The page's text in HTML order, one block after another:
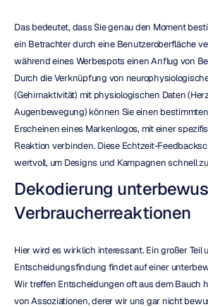
Das bedeutet, dass Sie genau den Moment
ein Betrachter durch eine Benutzeroberfläche
während eines Werbespots einen Anflug von
Durch die Verknüpfung von
(Gehirnaktivität) mit physiologischen Daten
Augenbewegung) können Sie einen
Erscheinen eines Markenlogos, mit einer
Reaktion verbinden. Diese Echtzeit-
wertvoll, um Designs und Kampagnen schnell
Dekodierung
Verbraucherreaktionen
Hier wird es wirklich interessant. Ein großer Teil
Entscheidungsfindung findet auf einer
Wir treffen Entscheidungen oft aus dem Bauch
von Assoziationen, derer wir uns gar nicht